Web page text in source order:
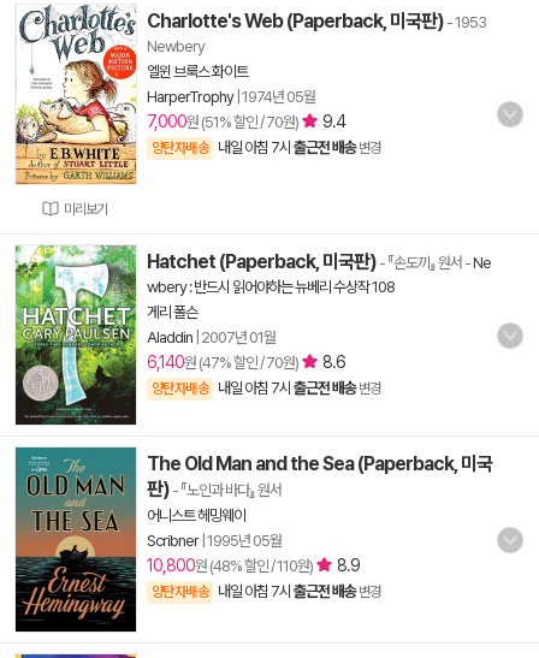
미리보기
Charlotte's Web (Paperback, 미국판) - 1953
Newbery
엘윈 브룩스 화이트
HarperTrophy| 1974년 05월
7,000원 (51% 할인 / 70원) 9.4
양탄자배송 내일 아침 7시 출근전 배송 변경
Hatchet (Paperback, 미국판) - 『손도끼』 원서 -Ne
wbery : 반드시 읽어야하는 뉴베리 수상작 108
게리 폴슨
Aladdin 2007년 01월
6,140원 (47% 할인 / 70원) 8.6
양탄자배송 내일 아침 7시 출근전 배송 변경
The Old Man and the Sea (Paperback, 미국
판) - 『노인과 바다』 원서
어니스트 헤밍웨이
Scribner| 1995년 05월
10,800원 (48% 할인 / 110원) 8.9
양탄자배송 내일 아침 7시 출근전 배송 변경